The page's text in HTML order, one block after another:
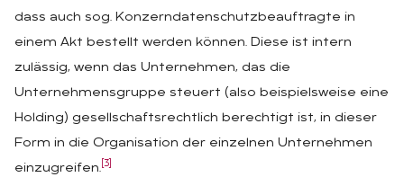
dass auch sog. Konzerndatenschutzbeauftragte in
einem Akt bestellt werden können. Diese ist intern
zulässig, wenn das Unternehmen, das die
Unternehmensgruppe steuert (also beispielsweise eine
Holding) gesellschaftsrechtlich berechtigt ist, in dieser
Form in die Organisation der einzelnen Unternehmen
einzugreifen. [3]